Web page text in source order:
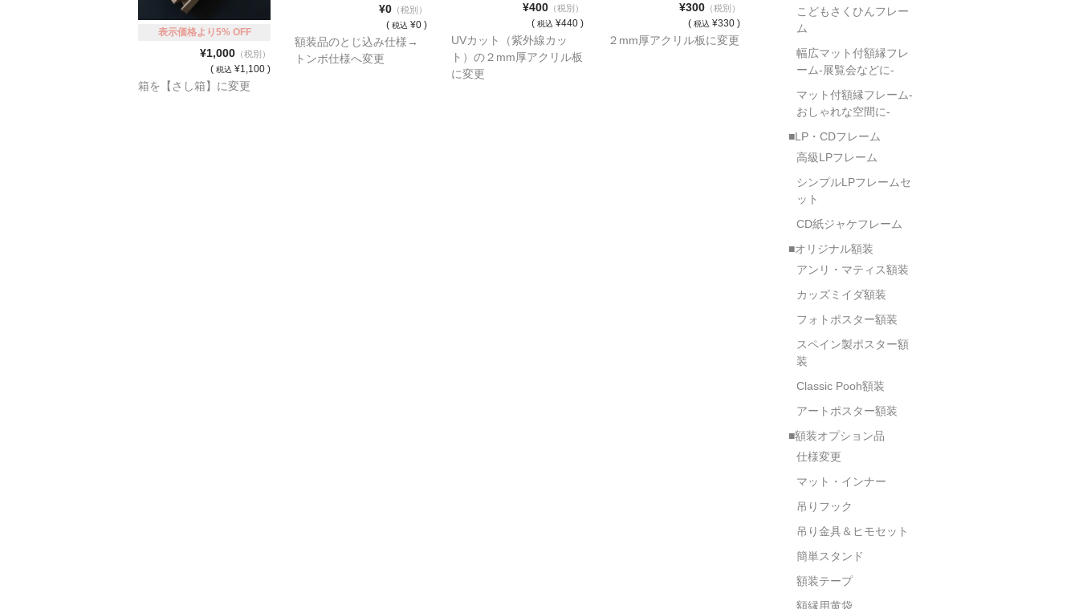
表示価格より5% OFF
¥1,000 （税別）
( 税込 ¥1,100 )
箱を【さし箱】に変更
¥0 （税別）
( 税込 ¥0 )
額装品のとじ込み仕様→
トンボ仕様へ変更
¥400 （税別）
( 税込 ¥440 )
UVカット（紫外線カッ
ト）の２mm厚アクリル板
に変更
¥300 （税別）
( 税込 ¥330 )
２mm厚アクリル板に変更
こどもさくひんフレー
ム
幅広マット付額縁フレ
ーム-展覧会などに-
マット付額縁フレーム-
おしゃれな空間に-
■LP・CDフレーム
高級LPフレーム
シンプルLPフレームセ
ット
CD紙ジャケフレーム
■オリジナル額装
アンリ・マティス額装
カッズミイダ額装
フォトポスター額装
スペイン製ポスター額
装
Classic Pooh額装
アートポスター額装
■額装オプション品
仕様変更
マット・インナー
吊りフック
吊り金具＆ヒモセット
簡単スタンド
額装テープ
額縁用黄袋